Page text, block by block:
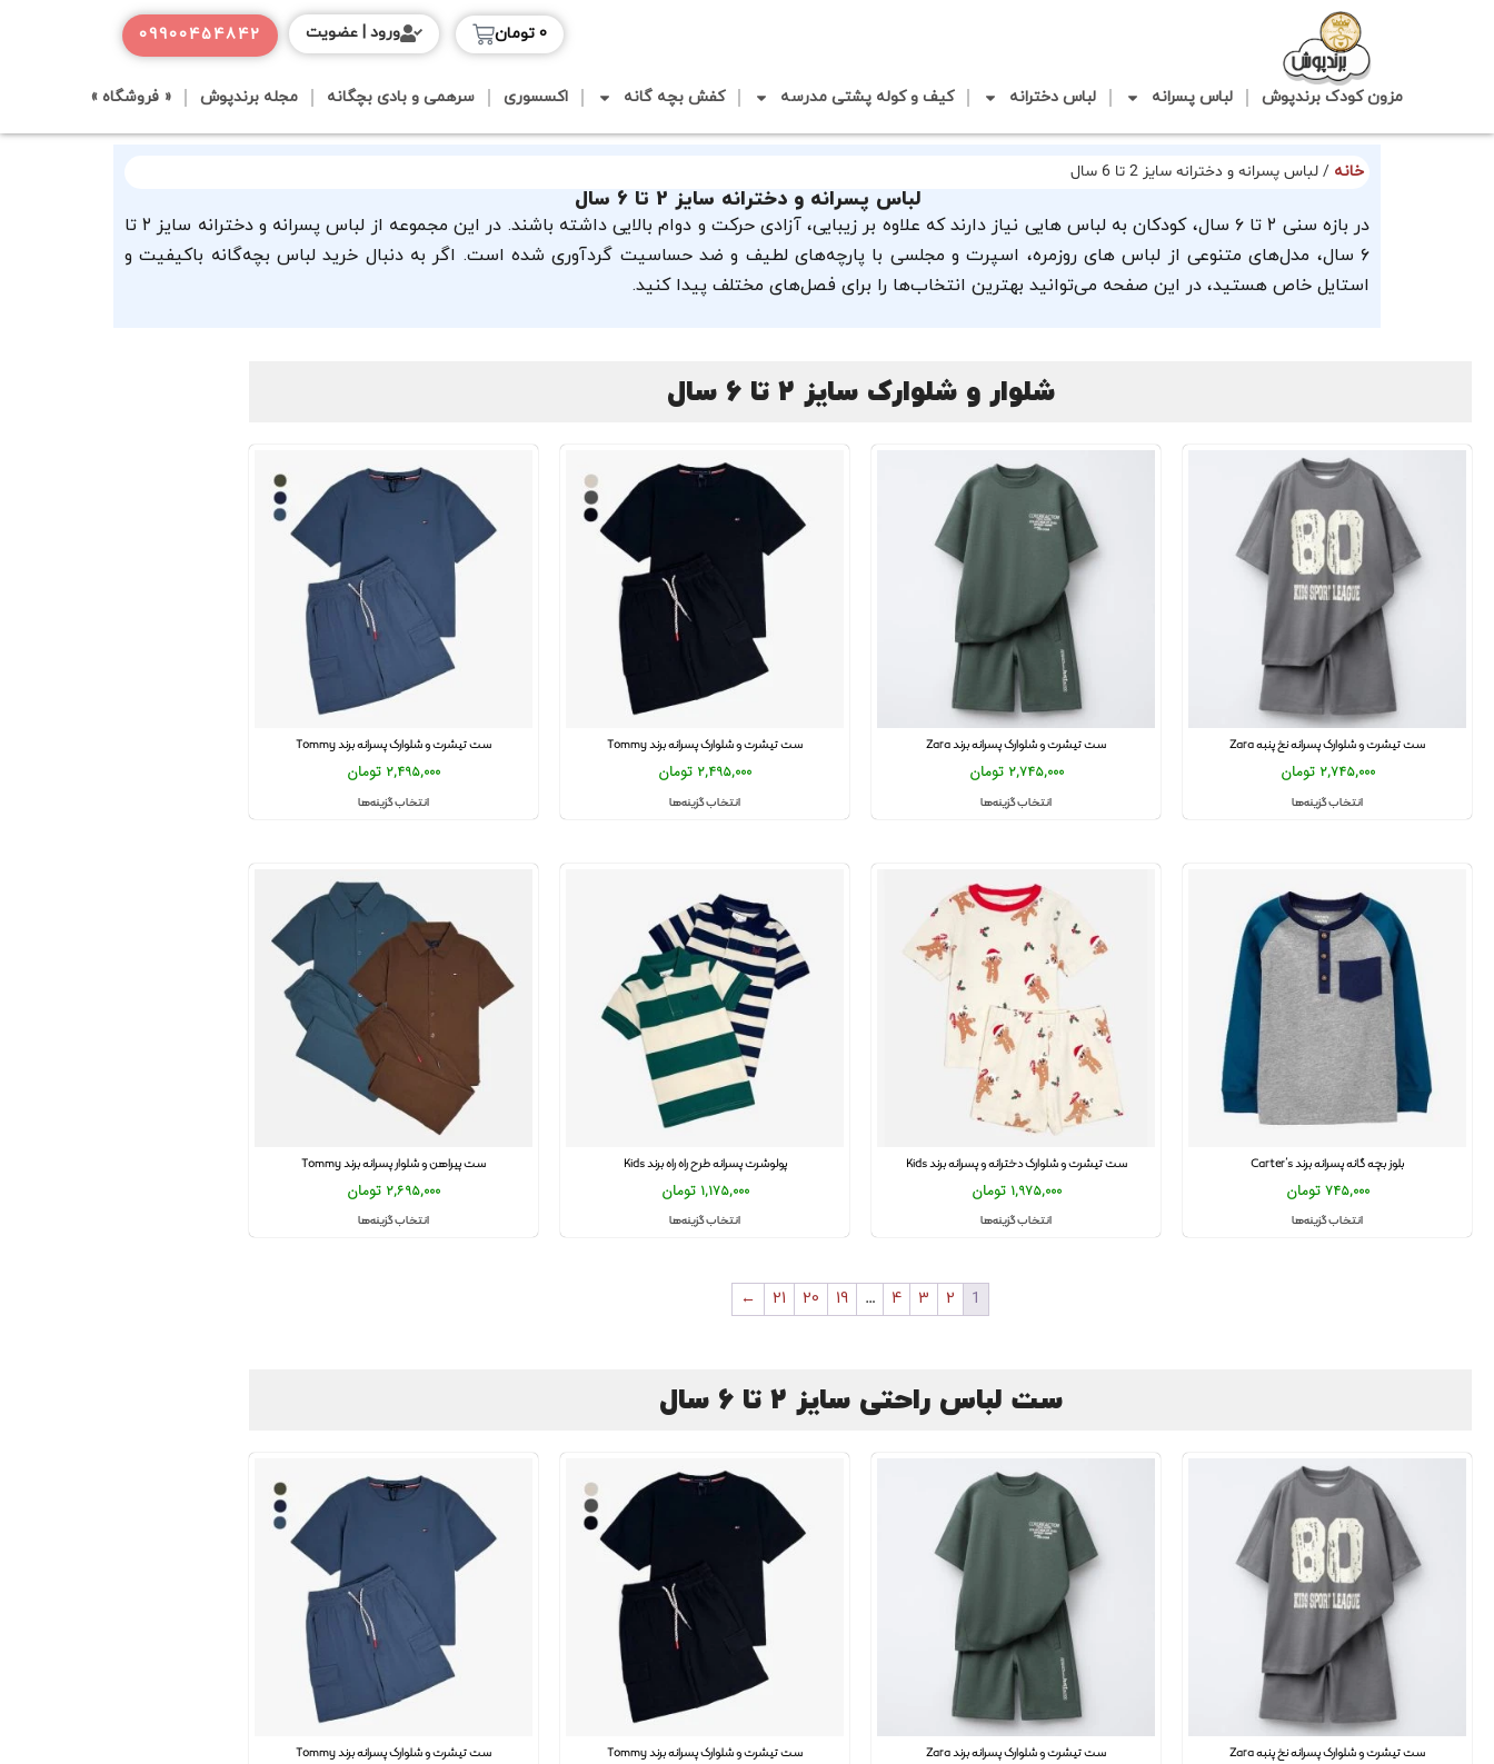
مزون کودک برندپوش لباس پسرانه لباس دخترانه کیف و کوله پشتی مدرسه کفش بچه گانه اکسسوری سرهمی و بادی بچگانه مجله برندپوش « فروشگاه »
0 تومان 09900454842 ورود | عضویت
خانه / لباس پسرانه و دخترانه سایز 2 تا 6 سال
لباس پسرانه و دخترانه سایز 2 تا 6 سال
در بازه سنی ۲ تا ۶ سال، کودکان به لباس هایی نیاز دارند که علاوه بر زیبایی، آزادی حرکت و دوام بالایی داشته باشند. در این مجموعه از لباس پسرانه و دخترانه سایز ۲ تا
۶ سال، مدل‌های متنوعی از لباس های روزمره، اسپرت و مجلسی با پارچه‌های لطیف و ضد حساسیت گردآوری شده است. اگر به دنبال خرید لباس بچه‌گانه باکیفیت و
استایل خاص هستید، در این صفحه می‌توانید بهترین انتخاب‌ها را برای فصل‌های مختلف پیدا کنید.
شلوار و شلوارک سایز 2 تا 6 سال
ست تیشرت و شلوارک پسرانه نخ پنبه Zara
2,745,000 تومان
انتخاب گزینه‌ها
ست تیشرت و شلوارک پسرانه برند Zara
2,745,000 تومان
انتخاب گزینه‌ها
ست تیشرت و شلوارک پسرانه برند Tommy
2,495,000 تومان
انتخاب گزینه‌ها
ست تیشرت و شلوارک پسرانه برند Tommy
2,495,000 تومان
انتخاب گزینه‌ها
بلوز بچه گانه پسرانه برند Carter’s
745,000 تومان
انتخاب گزینه‌ها
ست تیشرت و شلوارک دخترانه و پسرانه برند Kids
1,975,000 تومان
انتخاب گزینه‌ها
پولوشرت پسرانه طرح راه راه برند Kids
1,175,000 تومان
انتخاب گزینه‌ها
ست پیراهن و شلوار پسرانه برند Tommy
2,695,000 تومان
انتخاب گزینه‌ها
1
2
3
4
…
19
20
21
←
ست لباس راحتی سایز 2 تا 6 سال
ست تیشرت و شلوارک پسرانه نخ پنبه Zara ست تیشرت و شلوارک پسرانه برند Zara ست تیشرت و شلوارک پسرانه برند Tommy ست تیشرت و شلوارک پسرانه برند Tommy